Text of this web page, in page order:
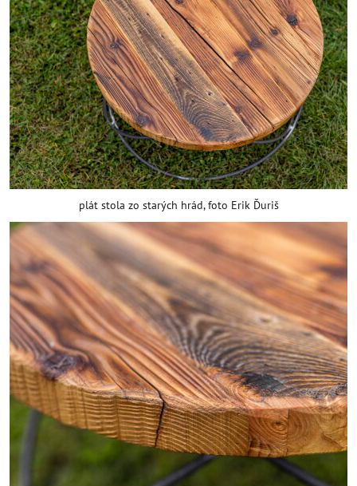
plát stola zo starých hrád, foto Erik Ďuriš